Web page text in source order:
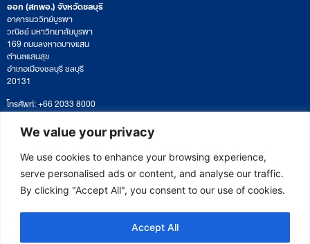
We value your privacy
We use cookies to enhance your browsing experience,
serve personalised ads or content, and analyse our traffic.
By clicking "Accept All", you consent to our use of cookies.
Accept All
ออก (สกพอ.) จังหวัดชลบุรี
อาคารนววิทย์บูรพา
วณิชย์ มหาวิทยาลัยบูรพา
169 ถนนลงหาดบางแสน
ตำบลแสนสุข
อำเภอเมืองชลบุรี ชลบุรี
20131
โทรศัพท์: +66 2033 8000
เวลาทำการ: จันทร์ – ศุกร์
09:00 – 17:00 น.
ติดตามหนังสือหรือยื่นเอกสาร
saraban@eeco.or.th
Copyright © 2025 Eastern Economic Corridor Office (EECO)